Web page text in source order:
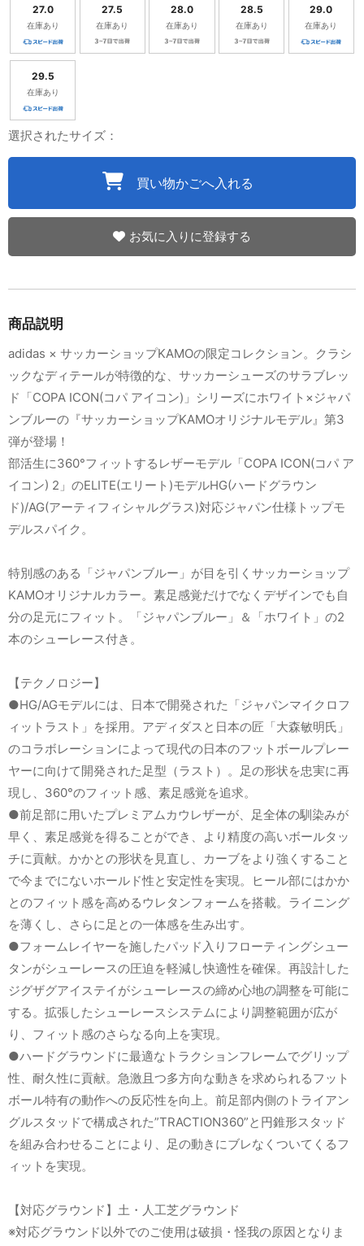
27.0
在庫あり
27.5
在庫あり
28.0
在庫あり
28.5
在庫あり
29.0
在庫あり
29.5
在庫あり
選択されたサイズ：
買い物かごへ入れる
お気に入りに登録する
商品説明
adidas × サッカーショップKAMOの限定コレクション。クラシ
ックなディテールが特徴的な、サッカーシューズのサラブレッ
ド「COPA ICON(コパ アイコン)」シリーズにホワイト×ジャパ
ンブルーの『サッカーショップKAMOオリジナルモデル』第3
弾が登場！
部活生に360°フィットするレザーモデル「COPA ICON(コパ ア
イコン) 2」のELITE(エリート)モデルHG(ハードグラウン
ド)/AG(アーティフィシャルグラス)対応ジャパン仕様トップモ
デルスパイク。
特別感のある「ジャパンブルー」が目を引くサッカーショップ
KAMOオリジナルカラー。素足感覚だけでなくデザインでも自
分の足元にフィット。「ジャパンブルー」＆「ホワイト」の2
本のシューレース付き。
【テクノロジー】
●HG/AGモデルには、日本で開発された「ジャパンマイクロフ
ィットラスト」を採用。アディダスと日本の匠「大森敏明氏」
のコラボレーションによって現代の日本のフットボールプレー
ヤーに向けて開発された足型（ラスト）。足の形状を忠実に再
現し、360°のフィット感、素足感覚を追求。
●前足部に用いたプレミアムカウレザーが、足全体の馴染みが
早く、素足感覚を得ることができ、より精度の高いボールタッ
チに貢献。かかとの形状を見直し、カーブをより強くすること
で今までにないホールド性と安定性を実現。ヒール部にはかか
とのフィット感を高めるウレタンフォームを搭載。ライニング
を薄くし、さらに足との一体感を生み出す。
●フォームレイヤーを施したパッド入りフローティングシュー
タンがシューレースの圧迫を軽減し快適性を確保。再設計した
ジグザグアイステイがシューレースの締め心地の調整を可能に
する。拡張したシューレースシステムにより調整範囲が広が
り、フィット感のさらなる向上を実現。
●ハードグラウンドに最適なトラクションフレームでグリップ
性、耐久性に貢献。急激且つ多方向な動きを求められるフット
ボール特有の動作への反応性を向上。前足部内側のトライアン
グルスタッドで構成された”TRACTION360”と円錐形スタッド
を組み合わせることにより、足の動きにブレなくついてくるフ
ィットを実現。
【対応グラウンド】土・人工芝グラウンド
※対応グラウンド以外でのご使用は破損・怪我の原因となりま